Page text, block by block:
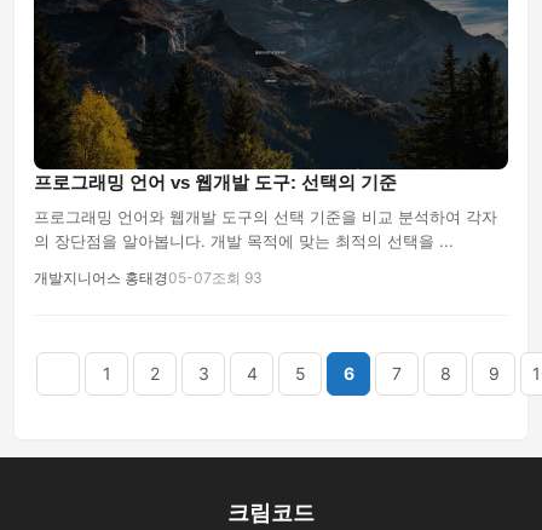
프로그래밍 언어 vs 웹개발 도구: 선택의 기준
프로그래밍 언어와 웹개발 도구의 선택 기준을 비교 분석하여 각자
의 장단점을 알아봅니다. 개발 목적에 맞는 최적의 선택을 ...
개발지니어스 홍태경05-07조회 93
1 2 3 4 5 6 7 8 9
크림코드